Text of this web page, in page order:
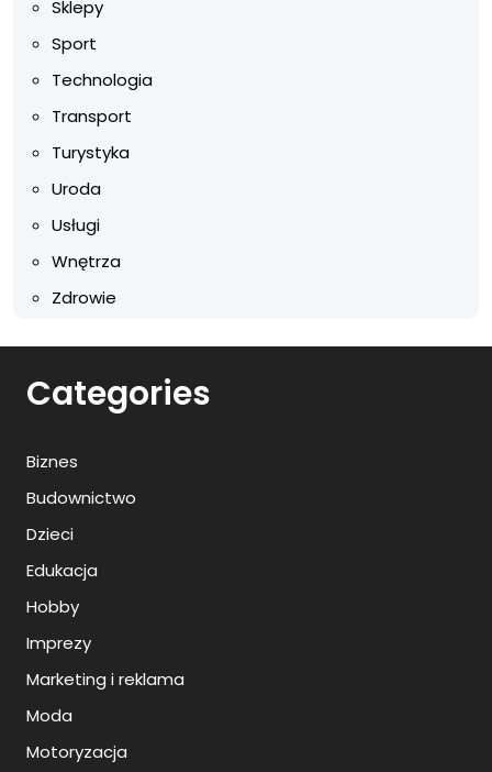
Sklepy
Sport
Technologia
Transport
Turystyka
Uroda
Usługi
Wnętrza
Zdrowie
Categories
Biznes
Budownictwo
Dzieci
Edukacja
Hobby
Imprezy
Marketing i reklama
Moda
Motoryzacja